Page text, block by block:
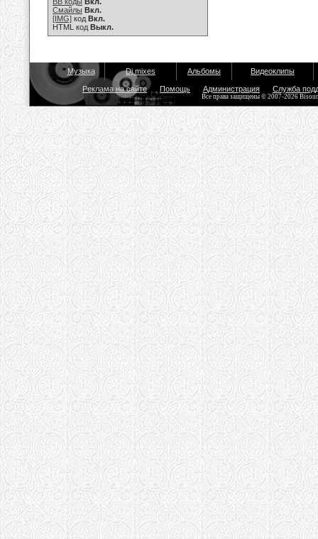
Смайлы Вкл.
[IMG] код Вкл.
HTML код Выкл.
Музыка Dj mixes Альбомы Видеоклипы
Реклама на сайте Помощь Администрация Служба
Все права защищены © 2007-2026